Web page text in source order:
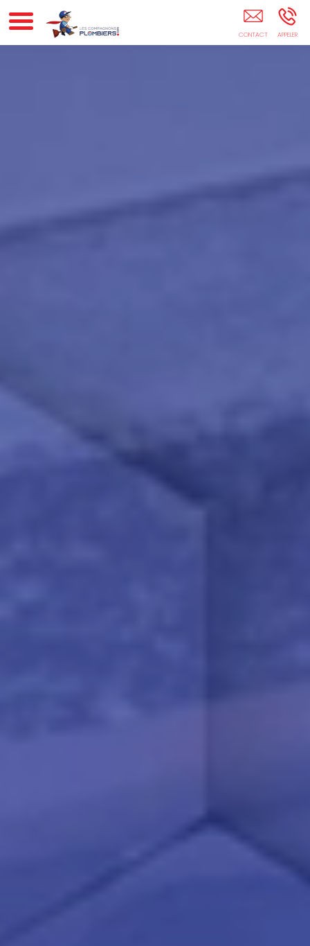
Entreprise De Plomberie SAVIGNY-LE-TEMPLE